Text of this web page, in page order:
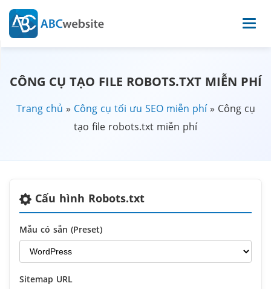
CÔNG CỤ TẠO FILE ROBOTS.TXT MIỄN PHÍ
Trang chủ » Công cụ tối ưu SEO miễn phí» Công cụ
tạo file robots.txt miễn phí
Cấu hình Robots.txt
Mẫu có sẵn (Preset)
Sitemap URL